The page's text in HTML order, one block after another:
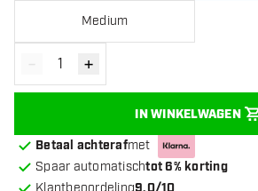
Medium
Verminder hoeveelheid
- Verhoog hoeveelheid
+
IN WINKELWAGEN
Betaal achterafmet
Spaar automatischtot 6% korting
Klantbeoordeling